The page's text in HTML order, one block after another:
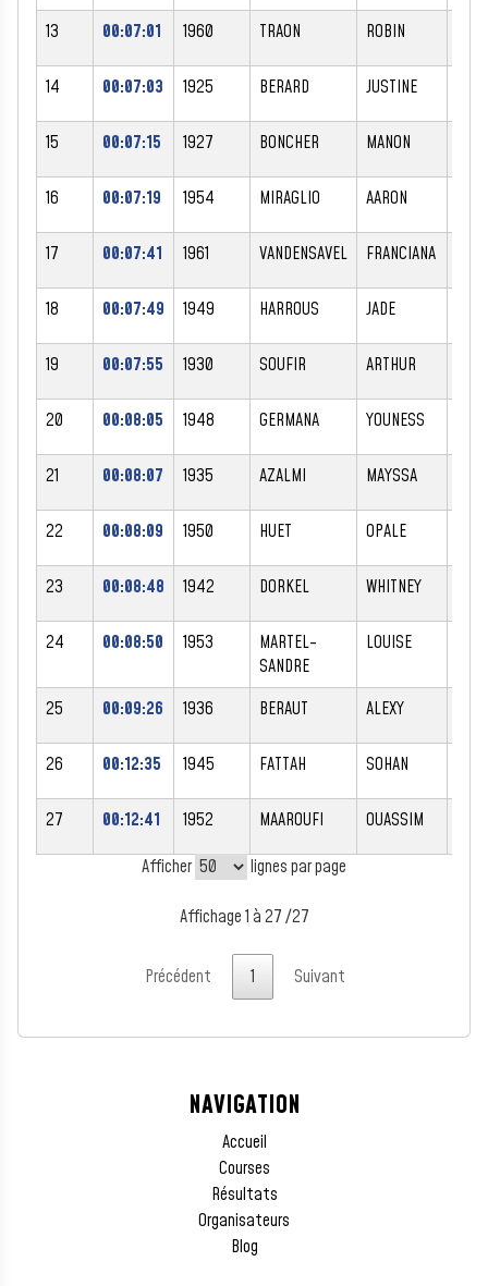
13 00:07:01 1960 TRAON ROBIN
14 00:07:03 1925 BERARD JUSTINE
15 00:07:15 1927 BONCHER MANON
16 00:07:19 1954 MIRAGLIO AARON
17 00:07:41 1961 VANDENSAVEL FRANCIANA
18 00:07:49 1949 HARROUS JADE
19 00:07:55 1930 SOUFIR ARTHUR
20 00:08:05 1948 GERMANA YOUNESS
21 00:08:07 1935 AZALMI MAYSSA
22 00:08:09 1950 HUET OPALE
23 00:08:48 1942 DORKEL WHITNEY
24 00:08:50 1953
MARTEL-
SANDRE
LOUISE
25 00:09:26 1936 BERAUT ALEXY
26 00:12:35 1945 FATTAH SOHAN
27 00:12:41 1952 MAAROUFI OUASSIM
Afficher
lignes par page
Affichage 1 à 27 /27
Précédent 1 Suivant
NAVIGATION
Accueil
Courses
Résultats
Organisateurs
Blog